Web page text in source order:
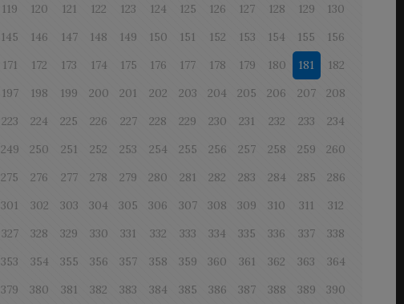
119 120 121 122 123 124 125 126 127 128 129
130
145 146 147 148 149 150 151 152 153 154 155
156
171 172 173 174 175 176 177 178 179 180 181
182
197 198 199 200 201 202 203 204 205 206 207
208
223 224 225 226 227 228 229 230 231 232 233
234
249 250 251 252 253 254 255 256 257 258 259
260
275 276 277 278 279 280 281 282 283 284 285
286
301 302 303 304 305 306 307 308 309 310 311
312
327 328 329 330 331 332 333 334 335 336 337
338
353 354 355 356 357 358 359 360 361 362 363
364
379 380 381 382 383 384 385 386 387 388 389
390